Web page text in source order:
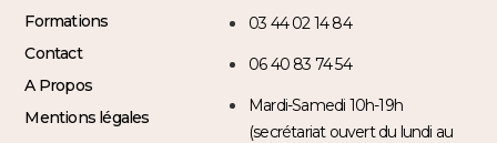
Formations
Contact
A Propos
Mentions légales
03 44 02 14 84
06 40 83 74 54
Mardi-Samedi 10h-19h
(secrétariat ouvert du lundi au